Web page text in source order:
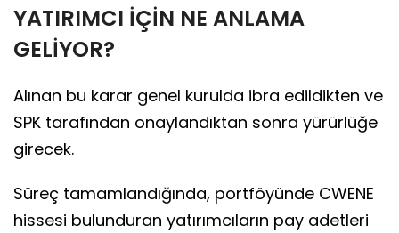
YATIRIMCI İÇİN NE ANLAMA
GELİYOR?
Alınan bu karar genel kurulda ibra edildikten ve
SPK tarafından onaylandıktan sonra yürürlüğe
girecek.
Süreç tamamlandığında, portföyünde CWENE
hissesi bulunduran yatırımcıların pay adetleri